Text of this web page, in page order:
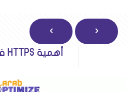
أهمية HTTPS في السيو